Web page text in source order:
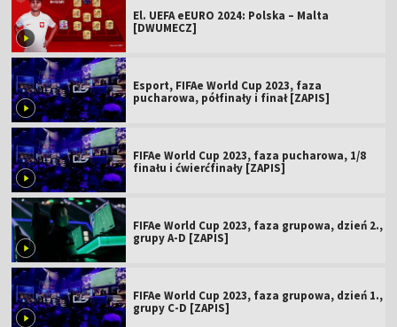
El. UEFA eEURO 2024: Polska – Malta
[DWUMECZ]
Esport, FIFAe World Cup 2023, faza
pucharowa, półfinały i finał [ZAPIS]
FIFAe World Cup 2023, faza pucharowa, 1/8
finału i ćwierćfinały [ZAPIS]
FIFAe World Cup 2023, faza grupowa, dzień 2.,
grupy A-D [ZAPIS]
FIFAe World Cup 2023, faza grupowa, dzień 1.,
grupy C-D [ZAPIS]